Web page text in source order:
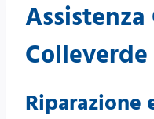
Colleverde
Riparazione